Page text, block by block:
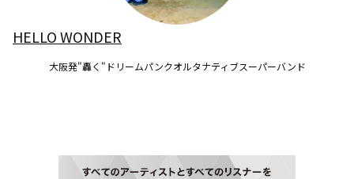
HELLO WONDER
大阪発"轟く"ドリームパンクオルタナティブスーパーバンド